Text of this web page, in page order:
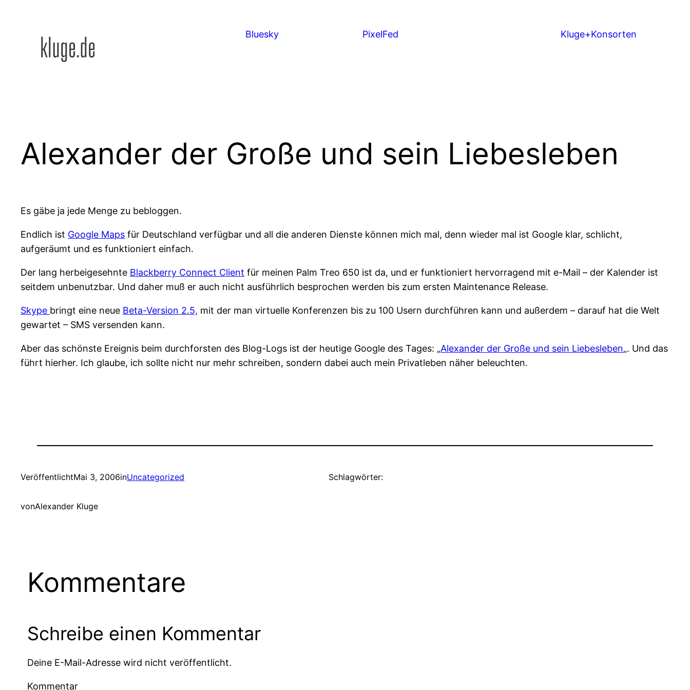
springen
Bluesky PixelFed Kluge+Konsorten
Alexander der Große und sein Liebesleben
Es gäbe ja jede Menge zu bebloggen.
Endlich ist Google Maps für Deutschland verfügbar und all die anderen Dienste können mich mal, denn wieder mal ist Google klar, schlicht,
aufgeräumt und es funktioniert einfach.
Der lang herbeigesehnte Blackberry Connect Client für meinen Palm Treo 650 ist da, und er funktioniert hervorragend mit e-Mail – der Kalender ist
seitdem unbenutzbar. Und daher muß er auch nicht ausführlich besprochen werden bis zum ersten Maintenance Release.
Skype bringt eine neue Beta-Version 2.5, mit der man virtuelle Konferenzen bis zu 100 Usern durchführen kann und außerdem – darauf hat die Welt
gewartet – SMS versenden kann.
Aber das schönste Ereignis beim durchforsten des Blog-Logs ist der heutige Google des Tages: „Alexander der Große und sein Liebesleben„. Und das
führt hierher. Ich glaube, ich sollte nicht nur mehr schreiben, sondern dabei auch mein Privatleben näher beleuchten.
VeröffentlichtMai 3, 2006inUncategorized
vonAlexander Kluge
Schlagwörter:
Kommentare
Schreibe einen Kommentar
Deine E-Mail-Adresse wird nicht veröffentlicht.
Kommentar